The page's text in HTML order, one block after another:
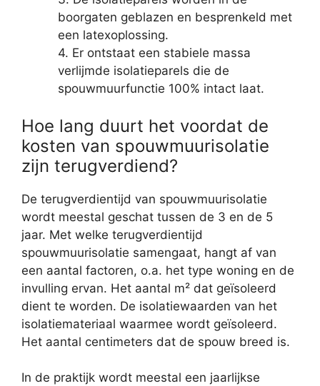
boorgaten geblazen en besprenkeld met
een latexoplossing.
4. Er ontstaat een stabiele massa
verlijmde isolatieparels die de
spouwmuurfunctie 100% intact laat.
Hoe lang duurt het voordat de
kosten van spouwmuurisolatie
zijn terugverdiend?
De terugverdientijd van spouwmuurisolatie
wordt meestal geschat tussen de 3 en de 5
jaar. Met welke terugverdientijd
spouwmuurisolatie samengaat, hangt af van
een aantal factoren, o.a. het type woning en de
invulling ervan. Het aantal m² dat geïsoleerd
dient te worden. De isolatiewaarden van het
isolatiemateriaal waarmee wordt geïsoleerd.
Het aantal centimeters dat de spouw breed is.
In de praktijk wordt meestal een jaarlijkse